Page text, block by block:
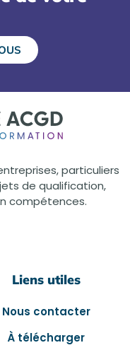
particuliers
de qualification,
compétences.
Liens utiles
Nous contacter
À télécharger